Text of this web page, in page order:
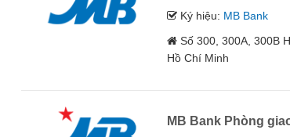
Ký hiệu: MB Bank
Số 300, 300A, 300B
Hồ Chí Minh
MB Bank Phòng